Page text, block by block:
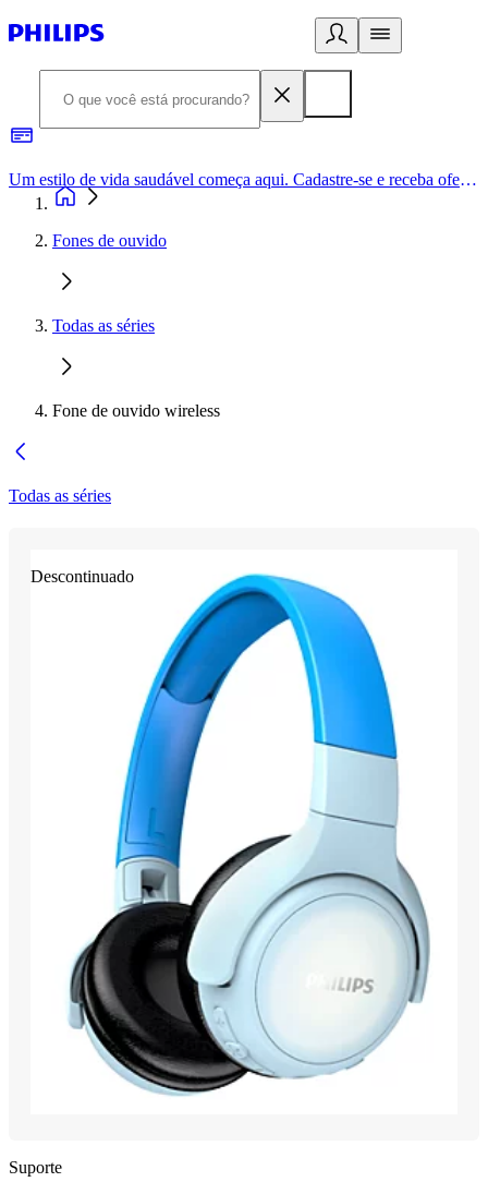
Um estilo de vida saudável começa aqui. Cadastre-se e receba ofertas exclusivas.
Fones de ouvido
Todas as séries
Fone de ouvido wireless
Todas as séries
Descontinuado
Suporte